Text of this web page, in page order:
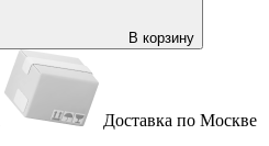
В корзину
Доставка по Москве